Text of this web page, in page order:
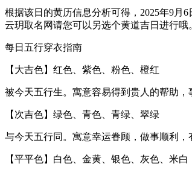
根据该日的黄历信息分析可得，2025年9月
云玥取名网请您可以另选个黄道吉日进行哦
每日五行穿衣指南
【大吉色】红色、紫色、粉色、橙红
被今天五行生。寓意容易得到贵人的帮助
【次吉色】绿色、青色、青绿、翠绿
与今天五行同。寓意幸运眷顾，做事顺利
【平平色】白色、金黄、银色、灰色、米白